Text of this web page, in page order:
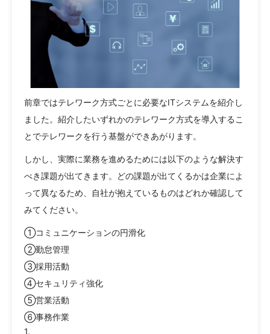
前章ではテレワーク方式ごとに必要なITシステムを紹介し
ました。紹介したいずれかのテレワーク方式を導入するこ
とでテレワークを行う基盤ができあがります。
しかし、実際に業務を進めるためには以下のような解決す
べき課題が出てきます。どの課題が出てくるかは企業によ
って異なるため、自社が抱えているものはどれか確認して
みてください。
①コミュニケーションの円滑化
②勤怠管理
③採用活動
④セキュリティ強化
⑤営業活動
⑥事務作業